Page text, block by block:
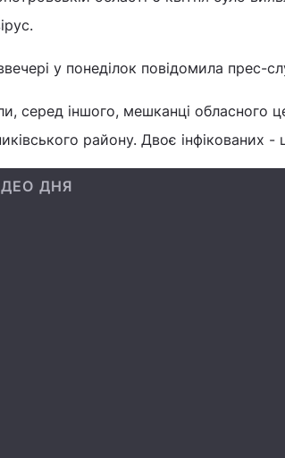
у понеділок повідомила прес-
серед іншого, мешканці обласного
району. Двоє інфікованих -
ДНЯ